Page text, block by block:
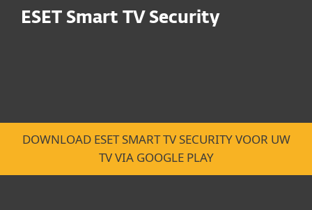
ESET Smart TV Security
DOWNLOAD ESET SMART TV SECURITY VOOR UW
TV VIA GOOGLE PLAY